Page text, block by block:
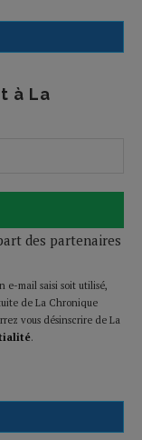
à La
des partenaires
e-mail saisi soit utilisé,
de La Chronique
vous désinscrire de La
.